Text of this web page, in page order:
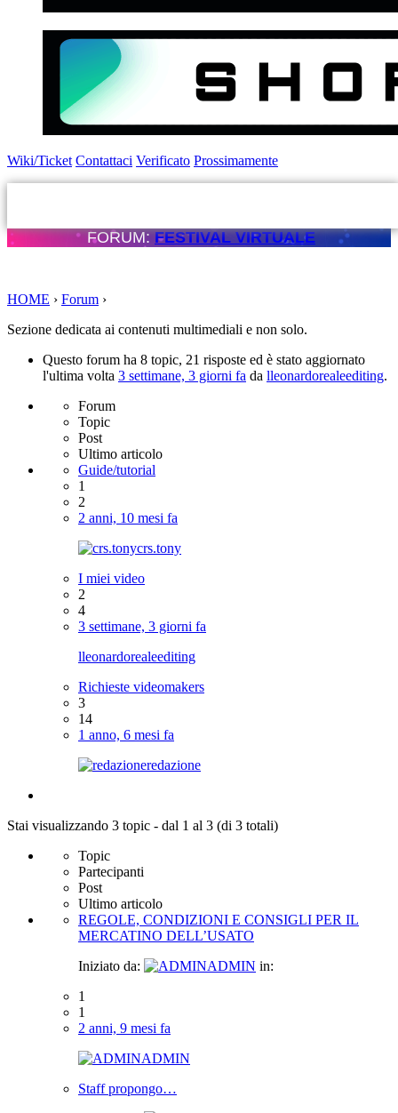
Wiki/Ticket Contattaci Verificato Prossimamente
FORUM:FESTIVAL VIRTUALE
HOME › Forum ›
Sezione dedicata ai contenuti multimediali e non solo.
Questo forum ha 8 topic, 21 risposte ed è stato aggiornato
l'ultima volta 3 settimane, 3 giorni fa da lleonardorealeediting.
Forum
Topic
Post
Ultimo articolo
Guide/tutorial
1
2
2 anni, 10 mesi fa
crs.tony
I miei video
2
4
3 settimane, 3 giorni fa
lleonardorealeediting
Richieste videomakers
3
14
1 anno, 6 mesi fa
redazione
Stai visualizzando 3 topic - dal 1 al 3 (di 3 totali)
Topic
Partecipanti
Post
Ultimo articolo
REGOLE, CONDIZIONI E CONSIGLI PER IL
MERCATINO DELL’USATO
Iniziato da:
ADMIN in:
1
1
2 anni, 9 mesi fa
ADMIN
Staff propongo…